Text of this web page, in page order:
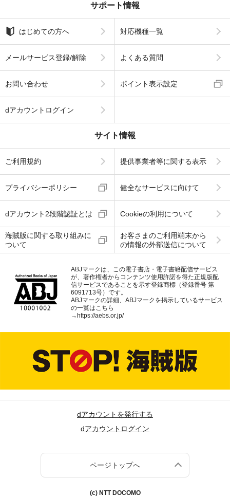
サポート情報
はじめての方へ 対応機種一覧
メールサービス登録/解除 よくある質問
お問い合わせ ポイント表示設定
dアカウントログイン
サイト情報
ご利用規約 提供事業者等に関する表示
プライバシーポリシー 健全なサービスに向けて
dアカウント2段階認証とは Cookieの利用について
海賊版に関する取り組みに
ついて
お客さまのご利用端末から
の情報の外部送信について
ABJマークは、この電子書店・電子書籍配信サービス
が、著作権者からコンテンツ使用許諾を得た正規版配
信サービスであることを示す登録商標（登録番号 第
6091713号）です。
ABJマークの詳細、ABJマークを掲示しているサービス
の一覧はこちら
→https://aebs.or.jp/
dアカウントを発行する
dアカウントログイン
ページトップへ
(c) NTT DOCOMO